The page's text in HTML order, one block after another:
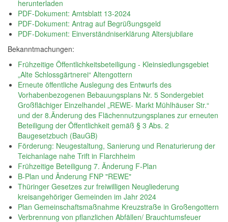
herunterladen
PDF-Dokument: Amtsblatt 13-2024
PDF-Dokument: Antrag auf Begrüßungsgeld
PDF-Dokument: Einverständniserklärung Altersjubilare
Bekanntmachungen:
Frühzeitige Öffentlichkeitsbeteiligung - Kleinsiedlungsgebiet
„Alte Schlossgärtnerei“ Altengottern
Erneute öffentliche Auslegung des Entwurfs des
Vorhabenbezogenen Bebauungsplans Nr. 5 Sondergebiet
Großflächiger Einzelhandel „REWE- Markt Mühlhäuser Str.“
und der 8.Änderung des Flächennutzungsplanes zur erneuten
Beteiligung der Öffentlichkeit gemäß § 3 Abs. 2
Baugesetzbuch (BauGB)
Förderung: Neugestaltung, Sanierung und Renaturierung der
Teichanlage nahe Trift in Flarchheim
Frühzeitige Beteiligung 7. Änderung F-Plan
B-Plan und Änderung FNP "REWE"
Thüringer Gesetzes zur freiwilligen Neugliederung
kreisangehöriger Gemeinden im Jahr 2024
Plan Gemeinschaftsmaßnahme Kreuzstraße in Großengottern
Verbrennung von pflanzlichen Abfällen/ Brauchtumsfeuer